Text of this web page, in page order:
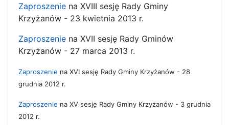
Zaproszenie na XVIII sesję Rady Gminy
Krzyżanów - 23 kwietnia 2013 r.
Zaproszenie na XVII sesję Rady Gminów
Krzyżanów - 27 marca 2013 r.
Zaproszenie na XVI sesję Rady Gminy Krzyżanów - 28
grudnia 2012 r.
Zaproszenie na XV sesję Rady Gminy Krzyżanów - 3 grudnia
2012 r.